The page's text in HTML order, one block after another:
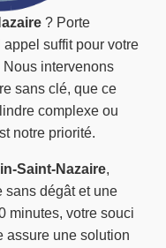
? Porte
suffit pour votre
Nous intervenons
sans clé, que ce
complexe ou
notre priorité.
Saint-Nazaire,
sans dégât et une
minutes, votre souci
assure une solution